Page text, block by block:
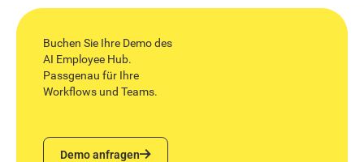
Buchen Sie Ihre Demo des
AI Employee Hub.
Passgenau für Ihre
Workflows und Teams.
Demo anfragen
Demo anfragen